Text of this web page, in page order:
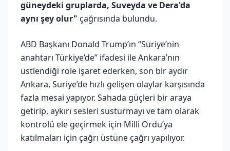
güneydeki gruplarda, Suveyda ve Dera'da
aynı şey olur" çağrısında bulundu.
ABD Başkanı Donald Trump’ın “Suriye’nin
anahtarı Türkiye’de” ifadesi ile Ankara’nın
üstlendiği role işaret ederken, son bir aydır
Ankara, Suriye’de hızlı gelişen olaylar karşısında
fazla mesai yapıyor. Sahada güçleri bir araya
getirip, aykırı sesleri susturmayı ve tam olarak
kontrolü ele geçirmek için Milli Ordu’ya
katılmaları için çağrı üstüne çağrı yapılıyor.